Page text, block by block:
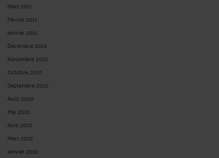
Mars 2011
Février 2011
Janvier 2011
Décembre 2010
Novembre 2010
Octobre 2010
Septembre 2010
Août 2010
Mai 2010
Avril 2010
Mars 2010
Janvier 2010